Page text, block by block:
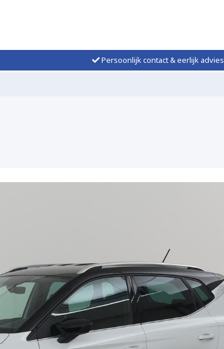
Persoonlijk contact & eerlijk advies